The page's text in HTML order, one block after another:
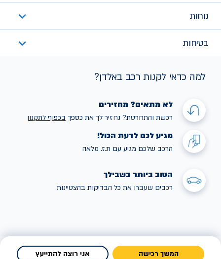
נוחות
בטיחות
למה כדאי לקנות רכב באלדן?
לא מתאים? מחזירים
רכשת והתחרטת? נחזיר לך את כספך בכפוף לתקנון
מגיע לכם לדעת הכול!
הרכב שלכם מגיע עם ת.ז. מלאה
הטוב ביותר בשבילך
רכבים שעברו את כל הבדיקות בהצטיינות
המשך רכישה אני רוצה להתייעץ